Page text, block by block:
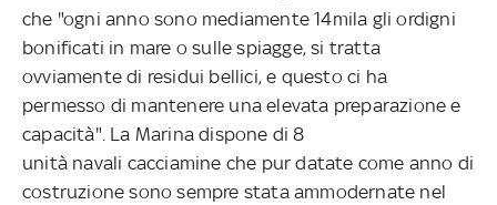
che "ogni anno sono mediamente 14mila gli ordigni
bonificati in mare o sulle spiagge, si tratta
ovviamente di residui bellici, e questo ci ha
permesso di mantenere una elevata preparazione e
capacità". La Marina dispone di 8
unità navali cacciamine che pur datate come anno di
costruzione sono sempre stata ammodernate nel